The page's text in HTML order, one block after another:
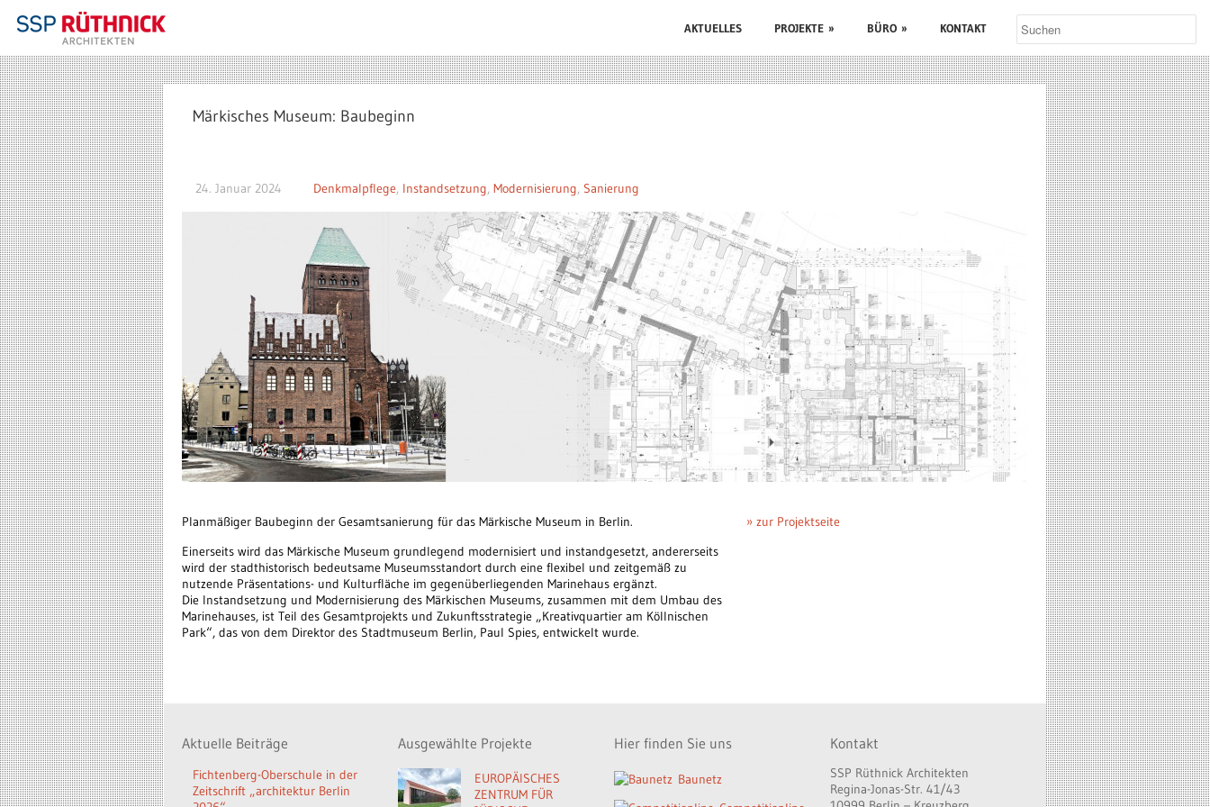
AKTUELLES PROJEKTE » BÜRO » KONTAKT
Märkisches Museum: Baubeginn
24. Januar 2024 Denkmalpflege, Instandsetzung, Modernisierung, Sanierung
Planmäßiger Baubeginn der Gesamtsanierung für das Märkische Museum in Berlin.
Einerseits wird das Märkische Museum grundlegend modernisiert und instandgesetzt, andererseits
wird der stadthistorisch bedeutsame Museumsstandort durch eine flexibel und zeitgemäß zu
nutzende Präsentations- und Kulturfläche im gegenüberliegenden Marinehaus ergänzt.
Die Instandsetzung und Modernisierung des Märkischen Museums, zusammen mit dem Umbau des
Marinehauses, ist Teil des Gesamtprojekts und Zukunftsstrategie „Kreativquartier am Köllnischen
Park“, das von dem Direktor des Stadtmuseum Berlin, Paul Spies, entwickelt wurde.
» zur Projektseite
Aktuelle Beiträge
Fichtenberg-Oberschule in der
Zeitschrift „architektur Berlin
Ausgewählte Projekte
EUROPÄISCHES
ZENTRUM FÜR
Hier finden Sie uns
Baunetz
Kontakt
SSP Rüthnick Architekten
Regina-Jonas-Str. 41/43